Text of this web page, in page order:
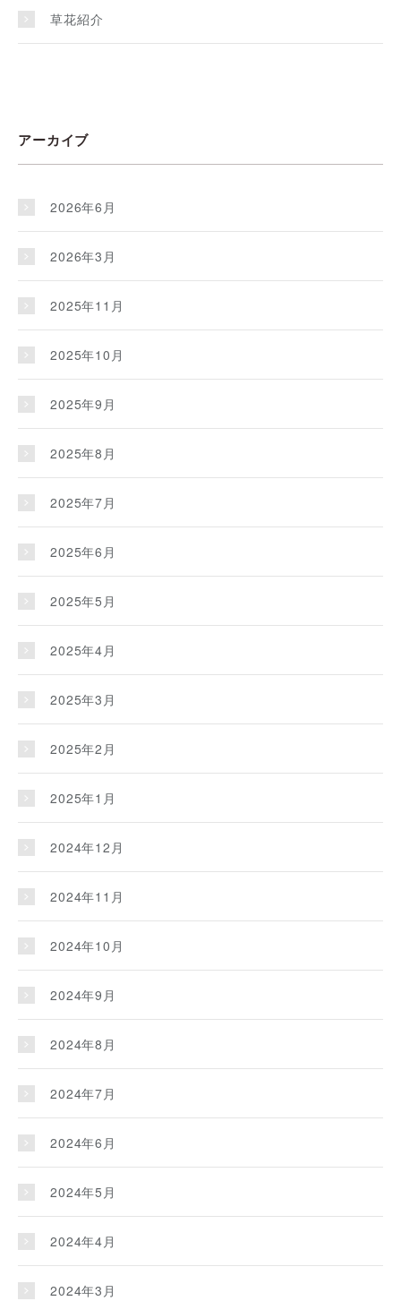
草花紹介
アーカイブ
2026年6月
2026年3月
2025年11月
2025年10月
2025年9月
2025年8月
2025年7月
2025年6月
2025年5月
2025年4月
2025年3月
2025年2月
2025年1月
2024年12月
2024年11月
2024年10月
2024年9月
2024年8月
2024年7月
2024年6月
2024年5月
2024年4月
2024年3月